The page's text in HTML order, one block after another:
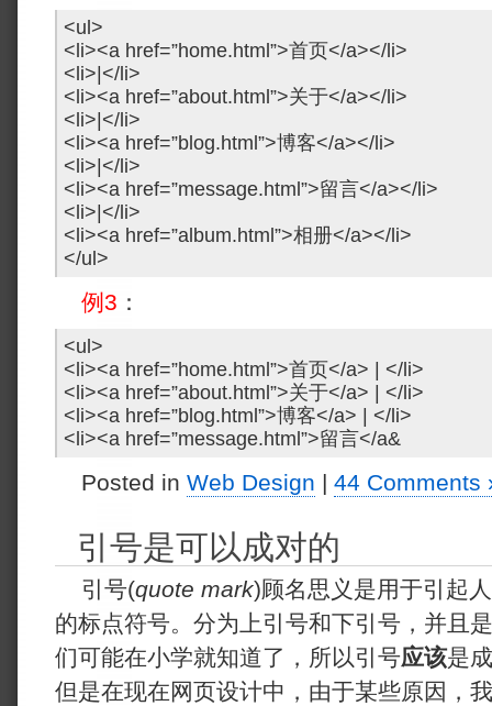
<ul>
<li><a href=”home.html”>首页</a></li>
<li>|</li>
<li><a href=”about.html”>关于</a></li>
<li>|</li>
<li><a href=”blog.html”>博客</a></li>
<li>|</li>
<li><a href=”message.html”>留言</a></li>
<li>|</li>
<li><a href=”album.html”>相册</a></li>
</ul>
例3 ：
<ul>
<li><a href=”home.html”>首页</a> | </li>
<li><a href=”about.html”>关于</a> | </li>
<li><a href=”blog.html”>博客</a> | </li>
<li><a href=”message.html”>留言</a&
Posted inWeb Design |44 Comments
引号是可以成对的
引号(quote mark)顾名思义是用于引起
的标点符号。分为上引号和下引号，并且
们可能在小学就知道了，所以引号应该是
但是在现在网页设计中，由于某些原因，